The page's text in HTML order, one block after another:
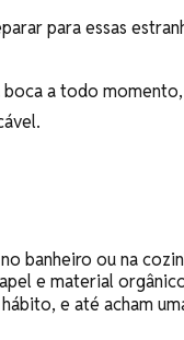
para essas
a todo
banheiro ou na
e material
e até acham